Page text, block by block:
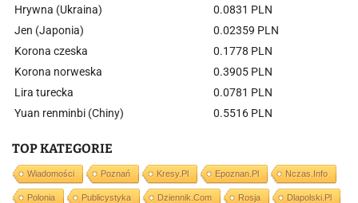
Hrywna (Ukraina)
0.0831 PLN
Jen (Japonia)
0.02359 PLN
Korona czeska
0.1778 PLN
Korona norweska
0.3905 PLN
Lira turecka
0.0781 PLN
Yuan renminbi (Chiny)
0.5516 PLN
TOP KATEGORIE
Wiadomości Poznań Kresy.pl Epoznan.pl Nczas.info
Polonia Publicystyka Dziennik.com Rosja Dlapolski.pl